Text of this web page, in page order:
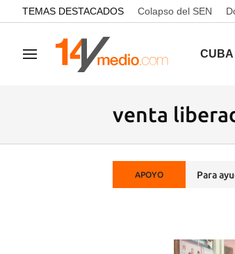
common.go-to-content
TEMAS DESTACADOS Colapso del SEN
Navegación CUBA
venta
APOYO Para